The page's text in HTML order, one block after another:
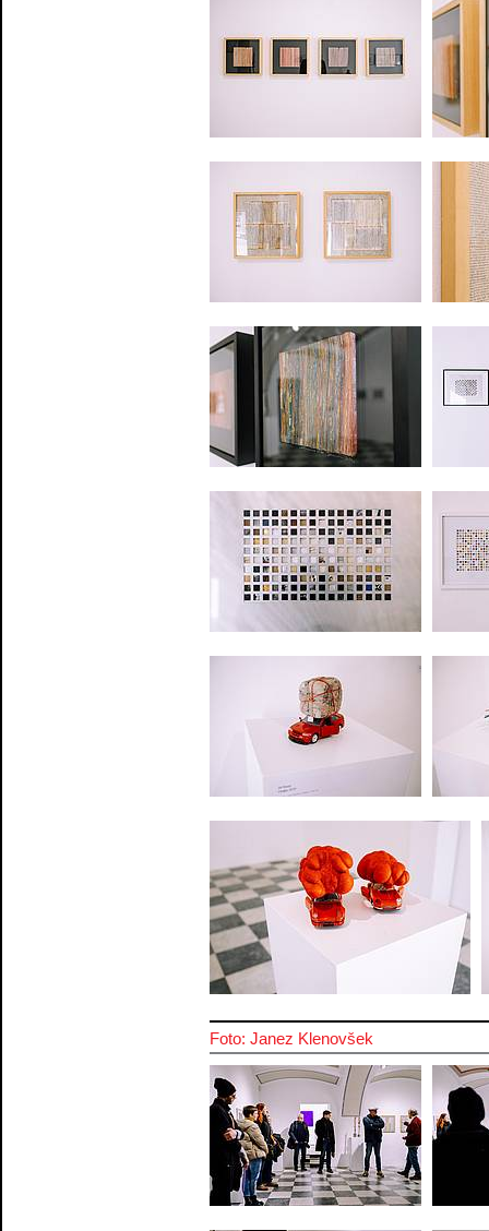
Foto: Janez Klenovšek